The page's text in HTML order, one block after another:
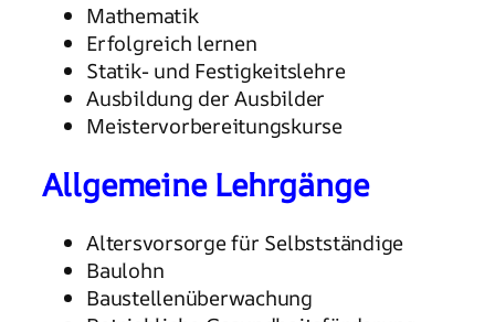
Mathematik
Erfolgreich lernen
Statik- und Festigkeitslehre
Ausbildung der Ausbilder
Meistervorbereitungskurse
Allgemeine Lehrgänge
Altersvorsorge für Selbstständige
Baulohn
Baustellenüberwachung